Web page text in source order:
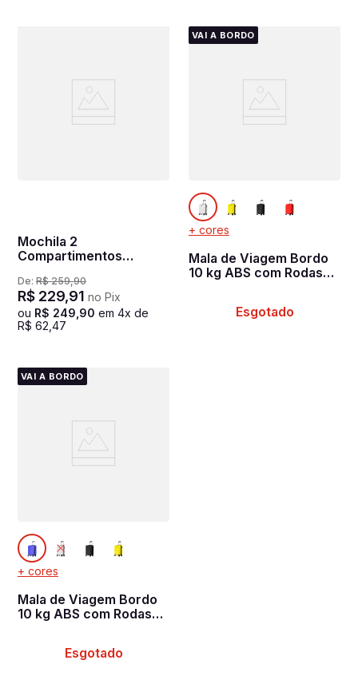
Mochila 2
Compartimentos
Harvest Preto
De: R$ 259,90
R$ 229,91 no Pix
ou R$ 249 90 em 4x de
R$ 62 47
VAI A BORDO
+ cores
Mala de Viagem Bordo
10 kg ABS com Rodas
Esgotado
VAI A BORDO
+ cores
Mala de Viagem Bordo
10 kg ABS com Rodas
Esgotado